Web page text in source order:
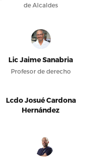
de Alcaldes
Lic Jaime Sanabria
Profesor de derecho
Lcdo Josué Cardona
Hernández